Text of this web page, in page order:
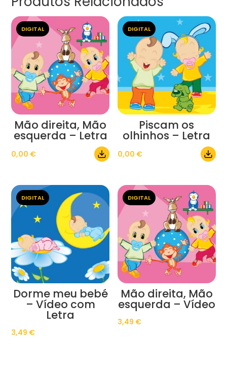
DIGITAL
Mão direita, Mão
esquerda – Letra
0,00 €
DIGITAL
Piscam os
olhinhos – Letra
0,00 €
DIGITAL
Dorme meu bebé
– Vídeo com
Letra
3,49 €
DIGITAL
Mão direita, Mão
esquerda – Vídeo
3,49 €